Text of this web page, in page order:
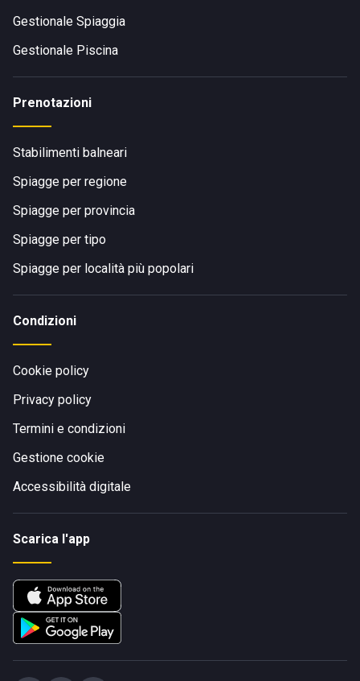
Gestionale Spiaggia
Gestionale Piscina
Prenotazioni
Stabilimenti balneari
Spiagge per regione
Spiagge per provincia
Spiagge per tipo
Spiagge per località più popolari
Condizioni
Cookie policy
Privacy policy
Termini e condizioni
Gestione cookie
Accessibilità digitale
Scarica l'app